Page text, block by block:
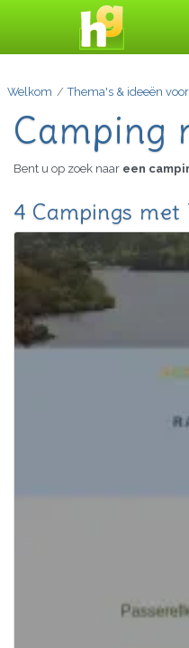
Welkom Thema's & ideeën
Camping
Bent u op zoek naar een
4 Campings